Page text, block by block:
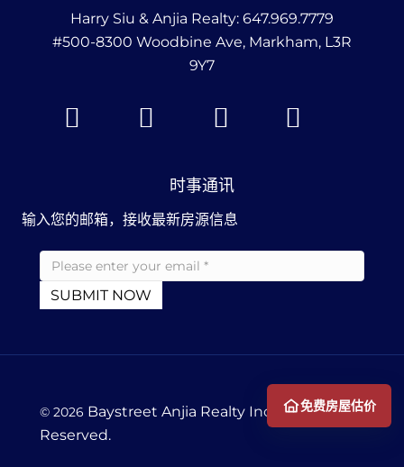
Harry Siu & Anjia Realty: 647.969.7779
#500-8300 Woodbine Ave, Markham, L3R
9Y7
时事通讯
输入您的邮箱，接收最新房源信息
© 2026 Baystreet Anjia Realty Inc. All Rights
Reserved.
免费房屋估价